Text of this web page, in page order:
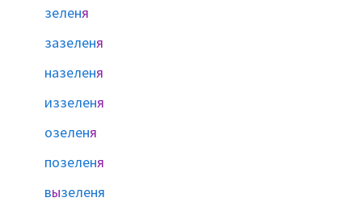
зеленя
зазеленя
назеленя
иззеленя
озеленя
позеленя
вызеленя